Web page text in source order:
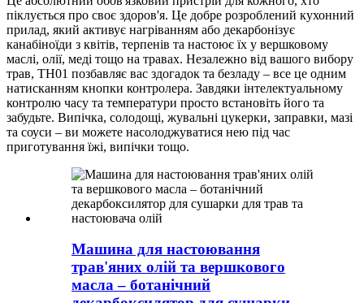
піклується про своє здоров'я. Це добре розроблений кухонний
прилад, який активує нагріванням або декарбонізує
канабіноїди з квітів, терпенів та настоює їх у вершковому
маслі, олії, меді тощо на травах. Незалежно від вашого вибору
трав, TH01 позбавляє вас здогадок та безладу – все це одним
натисканням кнопки контролера. Завдяки інтелектуальному
контролю часу та температури просто встановіть його та
забудьте. Випічка, солодощі, жувальні цукерки, заправки, мазі
та соуси – ви можете насолоджуватися нею під час
приготування їжі, випічки тощо.
Машина для настоювання
трав'яних олій та вершкового
масла – ботанічний